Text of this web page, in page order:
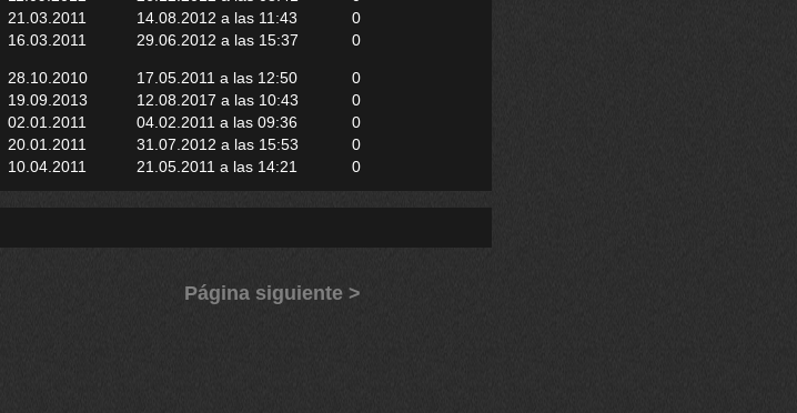
21.03.2011 14.08.2012 a las 11:43
0
16.03.2011 29.06.2012 a las 15:37 0
28.10.2010 17.05.2011 a las 12:50
0
19.09.2013 12.08.2017 a las 10:43
0
02.01.2011 04.02.2011 a las 09:36
0
20.01.2011 31.07.2012 a las 15:53
0
10.04.2011 21.05.2011 a las 14:21 0
Página siguiente >